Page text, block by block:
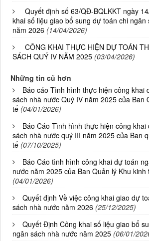
Quyết định số 63/QĐ-BQLKKT ngày
khai số liệu giao bổ sung dự toán chi ngân
năm 2026 (14/04/2026)
CÔNG KHAI THỰC HIỆN DỰ TOÁN
SÁCH QUÝ IV NĂM 2025 (03/04/2026)
Những tin cũ hơn
Báo cáo Tình hình thực hiện công khai
sách nhà nước Quý IV năm 2025 của Ban
tế (04/01/2026)
Báo Cáo Tình hình thực hiện công khai
sách nhà nước quý III năm 2025 của Ban
tế (07/10/2025)
Báo Cáo tình hình công khai dự toán
nước năm 2025 của Ban Quản lý Khu kinh
(04/01/2026)
Quyết định Về việc công khai giao dự
sách nhà nước năm 2026 (25/12/2025)
Quyết Định Công khai số liệu giao bổ
ngân sách nhà nước năm 2025 (06/01/